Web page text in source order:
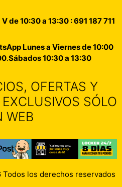
de 10:30 a 13:30 : 691 187 711
Lunes a Viernes de 10:00
.Sábados 10:30 a 13:30
OFERTAS Y
SÓLO
WEB
los derechos reservados